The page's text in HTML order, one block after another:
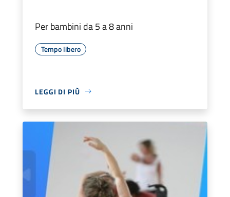
Per bambini da 5 a 8 anni
Tempo libero
LEGGI DI PIÙ